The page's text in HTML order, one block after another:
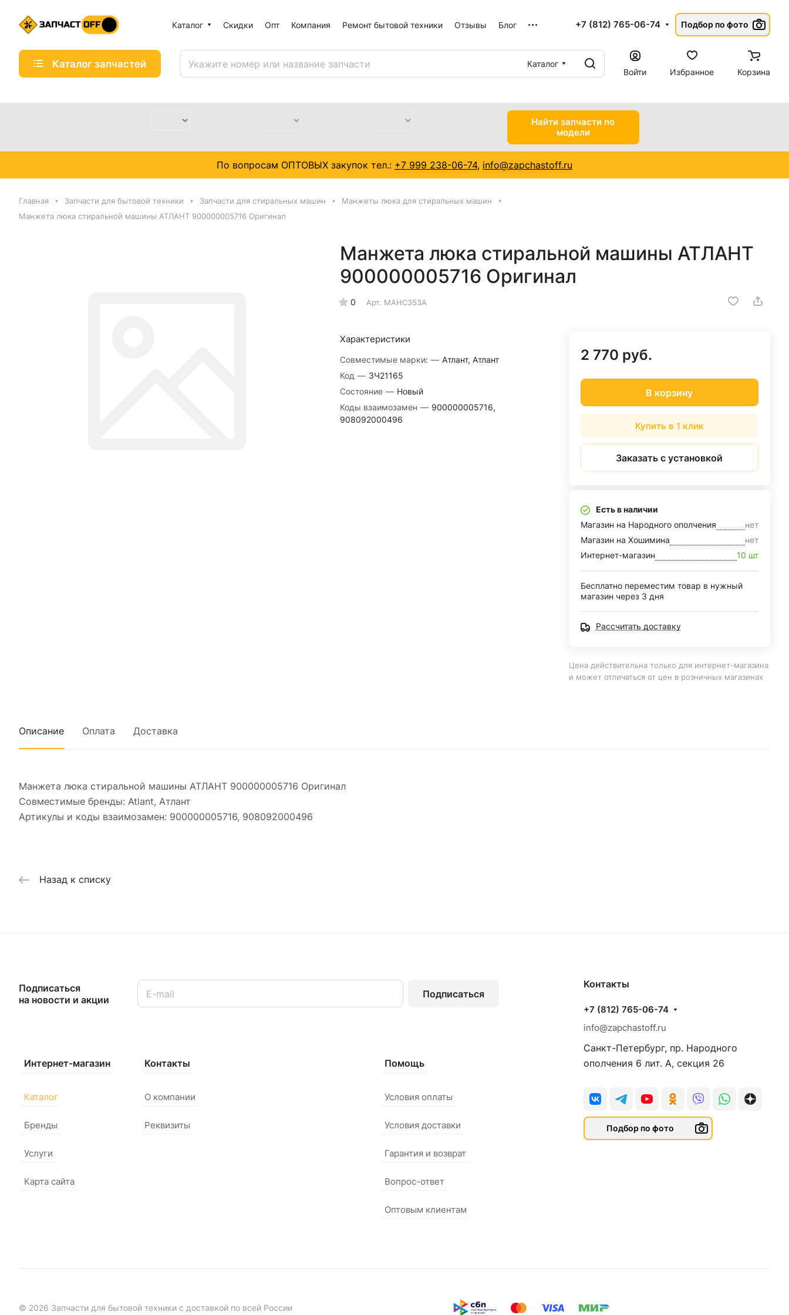
Каталог Скидки Опт Компания Ремонт бытовой техники Отзывы Блог +7 (812) 765-06-74 Подбор по фото
Каталог запчастей
Каталог
Войти
Избранное Корзина
Найти запчасти по
модели
По вопросам ОПТОВЫХ закупок тел.: +7 999 238-06-74, info@zapchastoff.ru
Главная Запчасти для бытовой техники Запчасти для стиральных машин
Манжеты люка для стиральных машин
Манжета люка стиральной машины АТЛАНТ 900000005716 Оригинал
Манжета люка стиральной машины АТЛАНТ
900000005716 Оригинал
0 Арт. МАНС353А
Характеристики
Совместимые марки: — Атлант, Атлант
Код — ЗЧ21165
Состояние — Новый
Коды взаимозамен — 900000005716,
908092000496
2 770 руб.
В корзину
Купить в 1 клик
Заказать с установкой
Есть в наличии
Магазин на Народного ополчения
нет
Магазин на Хошимина
нет
Интернет-магазин
10 шт
Бесплатно переместим товар в нужный
магазин через 3 дня
Рассчитать доставку
Цена действительна только для интернет-магазина
и может отличаться от цен в розничных магазинах
Описание Оплата Доставка
Манжета люка стиральной машины АТЛАНТ 900000005716 Оригинал
Совместимые бренды: Atlant, Атлант
Артикулы и коды взаимозамен: 900000005716, 908092000496
Назад к списку
Подписаться
на новости и акции
Подписаться
Интернет-магазин
Каталог
Бренды
Услуги
Карта сайта
Контакты
О компании
Реквизиты
Помощь
Условия оплаты
Условия доставки
Гарантия и возврат
Вопрос-ответ
Оптовым клиентам
Контакты
+7 (812) 765-06-74
info@zapchastoff.ru
Санкт-Петербург, пр. Народного
ополчения 6 лит. А, секция 26
Подбор по фото
© 2026 Запчасти для бытовой техники с доставкой по всей России